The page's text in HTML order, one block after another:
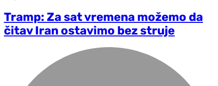
Tramp: Za sat vremena možemo da
čitav Iran ostavimo bez struje